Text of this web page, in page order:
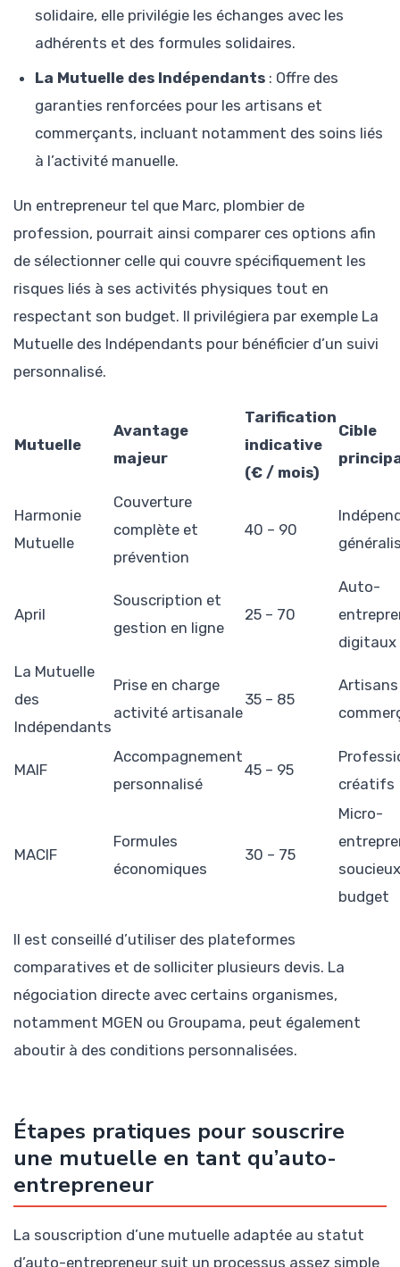
solidaire, elle privilégie les échanges avec les
adhérents et des formules solidaires.
La Mutuelle des Indépendants : Offre des
garanties renforcées pour les artisans et
commerçants, incluant notamment des soins liés
à l’activité manuelle.
Un entrepreneur tel que Marc, plombier de
profession, pourrait ainsi comparer ces options afin
de sélectionner celle qui couvre spécifiquement les
risques liés à ses activités physiques tout en
respectant son budget. Il privilégiera par exemple La
Mutuelle des Indépendants pour bénéficier d’un suivi
personnalisé.
Mutuelle
Avantage
majeur
Tarification
indicative
(€ / mois)
Cible
Harmonie
Mutuelle
Couverture
complète et
prévention
40 – 90
April
Souscription et
gestion en ligne
25 – 70
Auto-
digitaux
La Mutuelle
des
Indépendants
Prise en charge
activité artisanale
35 – 85
MAIF
Accompagnement
personnalisé
45 – 95
créatifs
MACIF
Formules
économiques
30 – 75
Micro-
budget
Il est conseillé d’utiliser des plateformes
comparatives et de solliciter plusieurs devis. La
négociation directe avec certains organismes,
notamment MGEN ou Groupama, peut également
aboutir à des conditions personnalisées.
Étapes pratiques pour souscrire
une mutuelle en tant qu’auto-
entrepreneur
La souscription d’une mutuelle adaptée au statut
d’auto-entrepreneur suit un processus assez simple